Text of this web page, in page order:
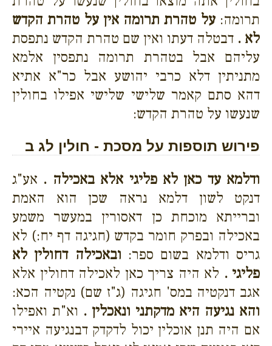
תרומה:על טהרת תרומה אין על טהרת הקדש
לא . דבטלה דעתו ואין שם טהרת הקדש נתפסת
עליהם אבל בטהרת תרומה נתפסין אלמא
מתניתין דלא כרבי יהושע אבל כר"א אתיא
דהא סתם קאמר שלישי שלישי אפילו בחולין
שנעשו על טהרת הקדש:
פירוש תוספות על מסכת - חולין לג ב
ודלמא עד כאן לא פליגי אלא באכילה . אע"ג
דנקט לשון דלמא נראה שכן הוא האמת
וברייתא מוכחת כן דאסורין במעשר משמע
באכילה ובפרק חומר בקדש (חגיגה דף יח:) לא
גריס ודלמא בשום ספר: ובאכילה דחולין לא
פליגי . לא היה צריך כאן לאכילה דחולין אלא
אגב דנקטיה במס' חגיגה (ג"ז שם) נקטיה הכא:
והא נגיעה היא מדקתני ונאכלין . וא"ת ואפילו
אם היה תנן אוכלין יכול לדקדק דבנגיעה איירי